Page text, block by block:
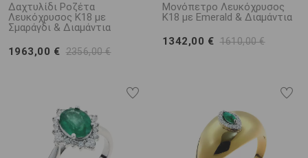
Δαχτυλίδι Ροζέτα
Λευκόχρυσος Κ18 με
Σμαράγδι & Διαμάντια
1963,00 € 2356,00 €
Μονόπετρο Λευκόχρυσος
Κ18 με Emerald & Διαμάντια
1342,00 € 1610,00 €